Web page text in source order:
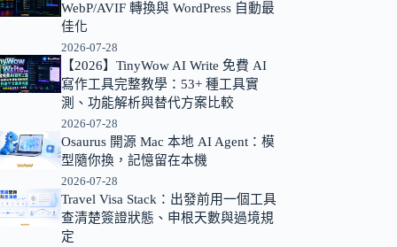
WebP/AVIF 轉換與 WordPress 自動最
佳化
2026-07-28
【2026】TinyWow AI Write 免費 AI
寫作工具完整教學：53+ 種工具實
測、功能解析與替代方案比較
2026-07-28
Osaurus 開源 Mac 本地 AI Agent：模
型隨你換，記憶留在本機
2026-07-28
Travel Visa Stack：出發前用一個工具
查清楚簽證狀態、申根天數與過境規
定